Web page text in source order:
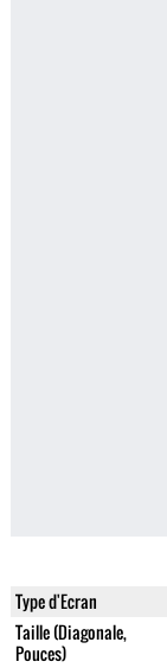
Type d'Ecran
Taille (Diagonale,
Pouces)